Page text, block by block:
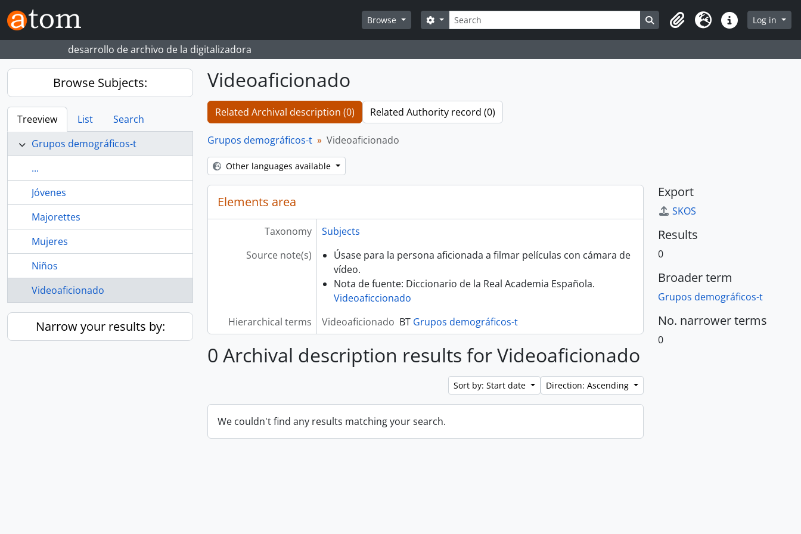
Skip to main content
Browse
Search
Search options Search in browse page
ClipboardLanguageQuick linksLog in
desarrollo de archivo de la digitalizadora
Browse Subjects:
Treeview List
Search
Grupos demográficos-t
...
Jóvenes
Majorettes
Mujeres
Niños
Videoaficionado
Narrow your results by:
Videoaficionado
Related Archival description (0) Related Authority record (0)
Grupos demográficos-t Videoaficionado
Other languages available
Elements area
Taxonomy
Subjects
Source note(s)
Úsase para la persona aficionada a filmar películas con cámara de
vídeo.
Nota de fuente: Diccionario de la Real Academia Española.
Videoaficcionado
Hierarchical terms
Videoaficionado BT Grupos demográficos-t
0 Archival description results for Videoaficionado
Sort by: Start date Direction: Ascending
We couldn't find any results matching your search.
Export
SKOS
Results
0
Broader term
Grupos demográficos-t
No. narrower terms
0